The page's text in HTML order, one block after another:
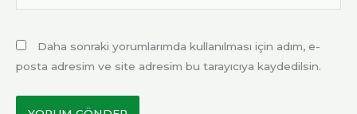
sitesi
Daha sonraki yorumlarımda kullanılması için adım, e-
posta adresim ve site adresim bu tarayıcıya kaydedilsin.